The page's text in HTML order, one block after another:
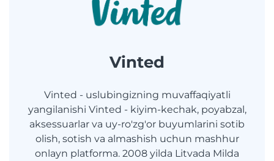
Vinted
Vinted - uslubingizning muvaffaqiyatli
yangilanishi Vinted - kiyim-kechak, poyabzal,
aksessuarlar va uy-ro'zg'or buyumlarini sotib
olish, sotish va almashish uchun mashhur
onlayn platforma. 2008 yilda Litvada Milda